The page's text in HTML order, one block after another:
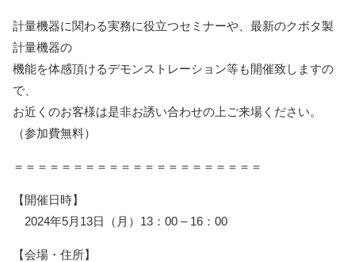
計量機器に関わる実務に役立つセミナーや、最新のクボタ製
計量機器の
機能を体感頂けるデモンストレーション等も開催致しますの
で、
お近くのお客様は是非お誘い合わせの上ご来場ください。
（参加費無料）
＝＝＝＝＝＝＝＝＝＝＝＝＝＝＝＝＝＝＝＝＝
【開催日時】
2024年5月13日（月）13：00 – 16：00
【会場・住所】